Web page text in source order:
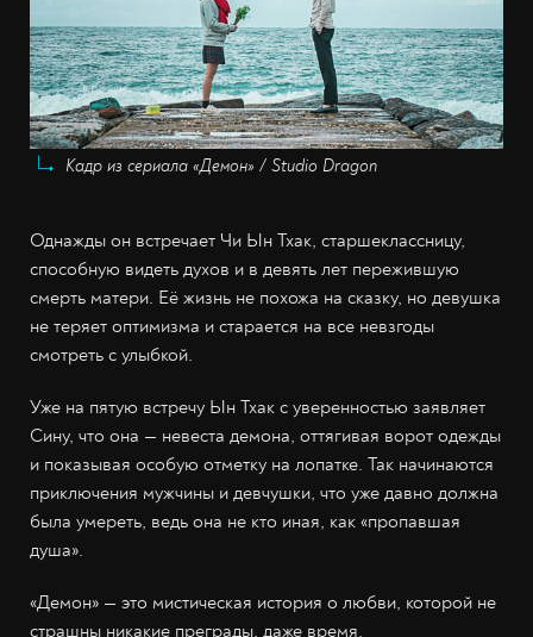
Кадр из сериала «Демон» / Studio Dragon
Однажды он встречает Чи Ын Тхак, старшеклассницу,
способную видеть духов и в девять лет пережившую
смерть матери. Её жизнь не похожа на сказку, но девушка
не теряет оптимизма и старается на все невзгоды
смотреть с улыбкой.
Уже на пятую встречу Ын Тхак с уверенностью заявляет
Сину, что она — невеста демона, оттягивая ворот одежды
и показывая особую отметку на лопатке. Так начинаются
приключения мужчины и девчушки, что уже давно должна
была умереть, ведь она не кто иная, как «пропавшая
душа».
«Демон» — это мистическая история о любви, которой не
страшны никакие преграды, даже время.